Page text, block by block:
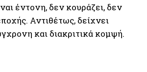
έντονη, δεν κουράζει, δεν
Αντιθέτως, δείχνει
και διακριτικά κομψή.